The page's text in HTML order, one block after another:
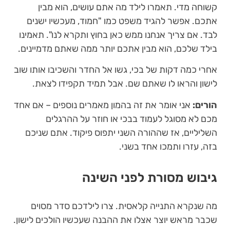
קשוחה מדי. תאמרו לילד מה אתם עושים, הוא מבין
אתכם. אפשר להגיד משפט כמו "חמוד, מעכשיו ישנים
לבד. אם צריך אנחנו ממש כאן בחוץ ותקרא לנו". תאמינו
בילד שלכם, הוא מבין אתכם יותר ממה שאתם מדמיינים.
אחרי כמה דקות של בכי, גשו אל החדר והשכיבו אותו שוב
לישון והראו לו שאתם שם. אבל תמיד תקפידו לצאת.
הורים: אני אומר את זה בהמון מאמרים נוספים – אם אחד
מכם לא מסוגל לעמוד בבכי או חוזר על ההרגלים
השליליים, אז שההורה השני יתפוס פיקוד. אתם שניכם
בזה, עזרו ותמכו אחד בשני.
גיבוש מסורת לפני השינה
מה שנקרא התנייה קלאסית. צרו לילדכם סדר מסוים
שכבר מראש יוצר אצלו את ההבנה שעכשיו הולכים לישון.